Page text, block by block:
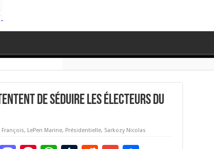
de séduire les électeurs du
, LePen Marine, Présidentielle, Sarkozy Nicolas